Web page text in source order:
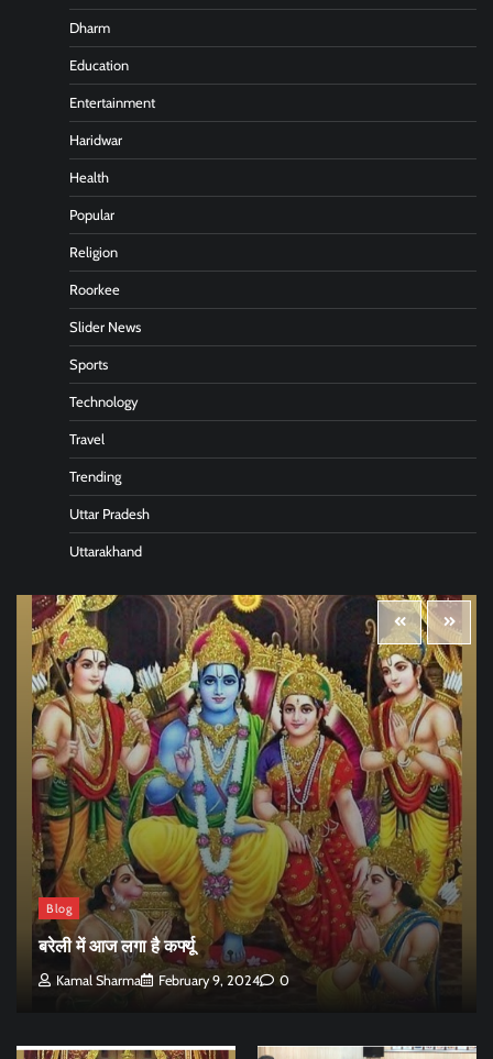
Dharm
Education
Entertainment
Haridwar
Health
Popular
Religion
Roorkee
Slider News
Sports
Technology
Travel
Trending
Uttar Pradesh
Uttarakhand
Blog
बरेली में आज लगा है कर्फ्यू
Kamal Sharma February 9, 2024 0